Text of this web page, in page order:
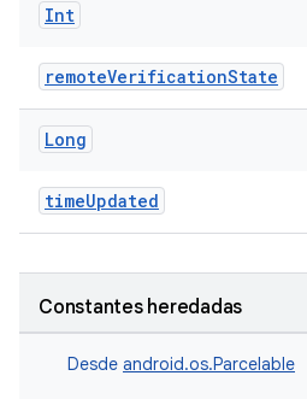
Int
remoteVerificationState
Long
timeUpdated
Constantes heredadas
Desde android.os.Parcelable